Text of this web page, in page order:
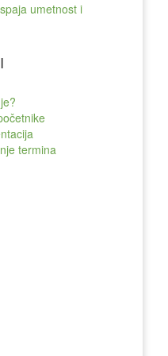
umetnost i
termina